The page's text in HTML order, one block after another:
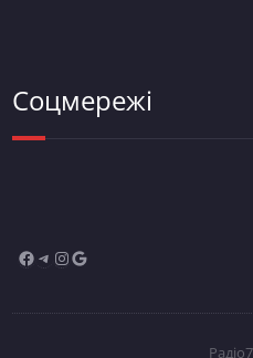
Соцмережі